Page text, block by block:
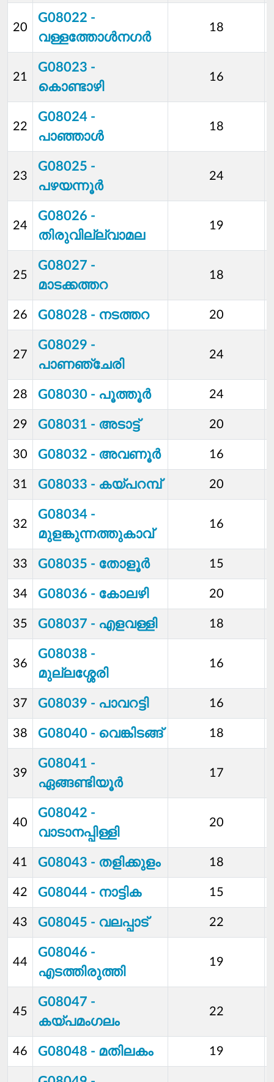
20
G08022 -
വള്ളത്തോള്‍നഗര്‍
18
21
G08023 -
കൊണ്ടാഴി
16
22
G08024 -
പാഞ്ഞാള്‍
18
23
G08025 -
പഴയന്നൂര്‍
24
24
G08026 -
തിരുവില്ല്വാമല
19
25
G08027 -
മാടക്കത്തറ
18
26 G08028 - നടത്തറ 20
27
G08029 -
പാണഞ്ചേരി
24
28 G08030 - പൂത്തൂര്‍ 24
29 G08031 - അടാട്ട് 20
30 G08032 - അവണൂര്‍ 16
31 G08033 - കയ്പറമ്പ് 20
32
G08034 -
മുളങ്കുന്നത്തുകാവ്
16
33 G08035 - തോളൂര്‍ 15
34 G08036 - കോലഴി 20
35 G08037 - എളവള്ളി 18
36
G08038 -
മുല്ലശ്ശേരി
16
37 G08039 - പാവറട്ടി 16
38 G08040 - വെങ്കിടങ്ങ് 18
39
G08041 -
ഏങ്ങണ്ടിയൂര്‍
17
40
G08042 -
വാടാനപ്പിള്ളി
20
41 G08043 - തളിക്കുളം 18
42 G08044 - നാട്ടിക 15
43 G08045 - വലപ്പാട് 22
44
G08046 -
എടത്തിരുത്തി
19
45
G08047 -
കയ്പമംഗലം
22
46 G08048 - മതിലകം 19